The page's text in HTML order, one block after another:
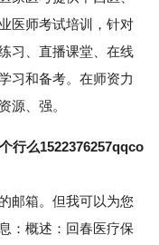
医师考试培训，针对
习、直播课堂、在线
习和备考。在师资力
源、强。
行么1522376257qqco
箱。但我可以为您
：概述：回春医疗保